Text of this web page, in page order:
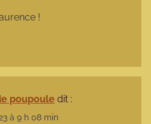
!
poupoule dit :
à 9 h 08 min